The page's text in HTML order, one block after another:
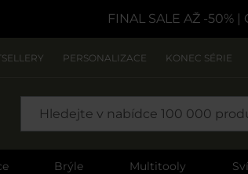
FINAL SALE AŽ -50%|
PERSONALIZACE KONEC SÉRIE
Brýle Multitooly